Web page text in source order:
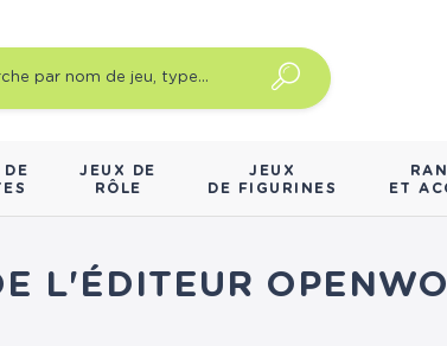
DE
JEUX DE
RÔLE
JEUX
DE FIGURINES
ET
L'ÉDITEUR